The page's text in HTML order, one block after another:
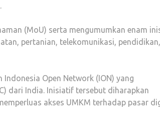
(MoU) serta mengumumkan enam
pertanian, telekomunikasi, pendidikan,
Open Network (ION) yang
dari India. Inisiatif tersebut diharapkan
akses UMKM terhadap pasar